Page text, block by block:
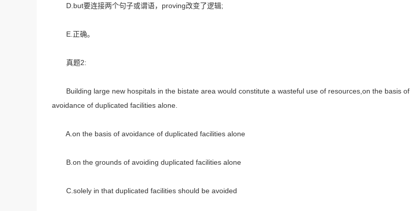
D.but要连接两个句子或谓语，proving改变了逻辑;
E.正确。
真题2:
Building large new hospitals in the bistate area would constitute a wasteful use of resources,on the basis of
avoidance of duplicated facilities alone.
A.on the basis of avoidance of duplicated facilities alone
B.on the grounds of avoiding duplicated facilities alone
C.solely in that duplicated facilities should be avoided